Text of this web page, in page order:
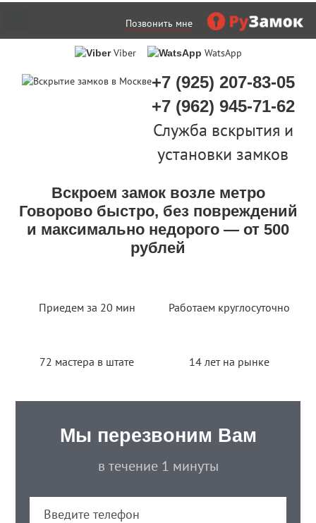
Позвонить мне
Viber WatsApp
+7 (925) 207-83-05
+7 (962) 945-71-62
Служба вскрытия и
установки замков
Вскроем замок возле метро
Говорово быстро, без повреждений
и максимально недорого — от 500
рублей
Приедем за 20 мин Работаем круглосуточно
72 мастера в штате 14 лет на рынке
Мы перезвоним Вам
в течение 1 минуты